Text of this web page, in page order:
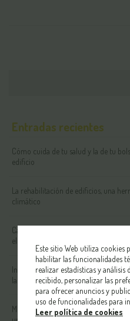
Entradas recientes
Cómo cuida de tu salud y la de tu
edificio
La rehabilitación de edificios, una
climático
Calificación energética de viviendas:
el edificio
Instalar un ascensor o cómo abrir un
la convivencia
Mejora de eficiencia energética en
Este sitio Web utiliza cookies
habilitar las funcionalidades
realizar estadísticas y análisis
recibido, personalizar las
para ofrecer anuncios y
uso de funcionalidades para
Leer política de cookies